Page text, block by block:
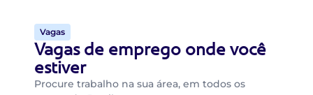
Vagas
Vagas de emprego onde você
estiver
Procure trabalho na sua área, em todos os